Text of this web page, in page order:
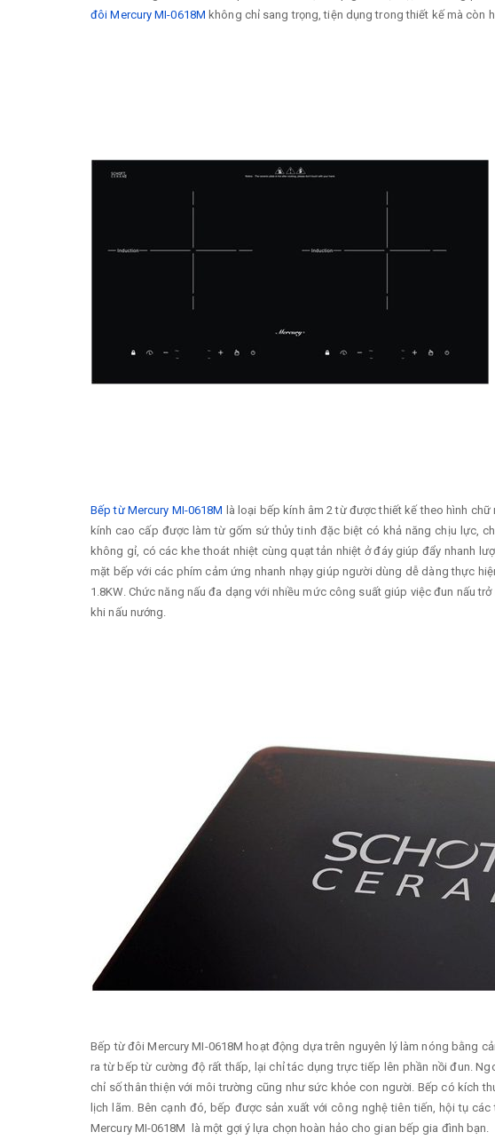
đôi Mercury MI-0618M không chỉ sang trọng, tiện dụng trong thiết kế mà còn
Bếp từ Mercury MI-0618M là loại bếp kính âm 2 từ được thiết kế theo hình
kính cao cấp được làm từ gốm sứ thủy tinh đặc biệt có khả năng chịu lực,
không gỉ, có các khe thoát nhiệt cùng quạt tản nhiệt ở đáy giúp đẩy nhanh
mặt bếp với các phím cảm ứng nhanh nhạy giúp người dùng dễ dàng thực
1.8KW. Chức năng nấu đa dạng với nhiều mức công suất giúp việc đun nấu
khi nấu nướng.
Bếp từ đôi Mercury MI-0618M hoạt động dựa trên nguyên lý làm nóng bằng
ra từ bếp từ cường độ rất thấp, lại chỉ tác dụng trực tiếp lên phần nồi đun.
chỉ số thân thiện với môi trường cũng như sức khỏe con người. Bếp có kích
lịch lãm. Bên cạnh đó, bếp được sản xuất với công nghệ tiên tiến, hội tụ
Mercury MI-0618M là một gợi ý lựa chọn hoàn hảo cho gian bếp gia đình bạn.